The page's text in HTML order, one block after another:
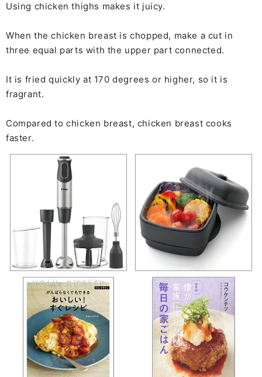
Using chicken thighs makes it juicy.
When the chicken breast is chopped, make a cut in
three equal parts with the upper part connected.
It is fried quickly at 170 degrees or higher, so it is
fragrant.
Compared to chicken breast, chicken breast cooks